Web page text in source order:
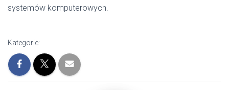
systemów komputerowych.
Kategorie: